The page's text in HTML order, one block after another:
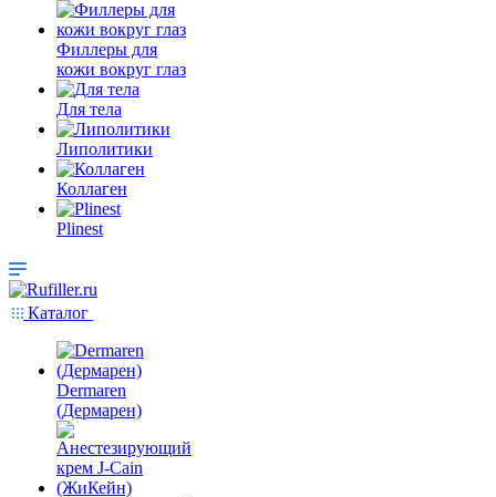
Филлеры для
кожи вокруг глаз
Для тела
Липолитики
Коллаген
Plinest
Каталог
Dermaren
(Дермарен)